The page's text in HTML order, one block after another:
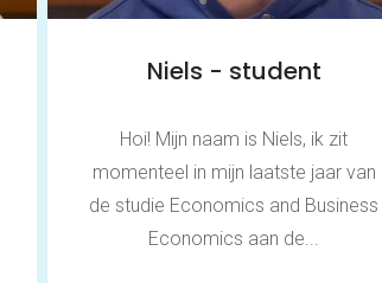
Niels - student
Hoi! Mijn naam is Niels, ik zit
momenteel in mijn laatste jaar van
de studie Economics and Business
Economics aan de...